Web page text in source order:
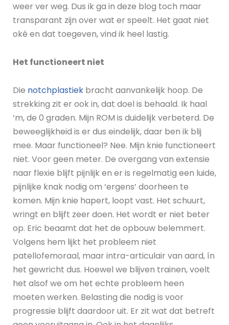
weer ver weg. Dus ik ga in deze blog toch maar
transparant zijn over wat er speelt. Het gaat niet
oké en dat toegeven, vind ik heel lastig.
Het functioneert niet
Die notchplastiek bracht aanvankelijk hoop. De
strekking zit er ook in, dat doel is behaald. Ik haal
‘m, de 0 graden. Mijn ROM is duidelijk verbeterd. De
beweeglijkheid is er dus eindelijk, daar ben ik blij
mee. Maar functioneel? Nee. Mijn knie functioneert
niet. Voor geen meter. De overgang van extensie
naar flexie blijft pijnlijk en er is regelmatig een luide,
pijnlijke knak nodig om ‘ergens’ doorheen te
komen. Mijn knie hapert, loopt vast. Het schuurt,
wringt en blijft zeer doen. Het wordt er niet beter
op. Eric beaamt dat het de opbouw belemmert.
Volgens hem lijkt het probleem niet
patellofemoraal, maar intra-articulair van aard, ín
het gewricht dus. Hoewel we blijven trainen, voelt
het alsof we om het echte probleem heen
moeten werken. Belasting die nodig is voor
progressie blijft daardoor uit. Er zit wat dat betreft